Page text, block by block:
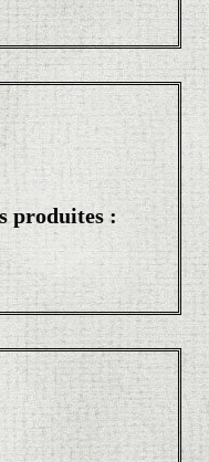
produites :